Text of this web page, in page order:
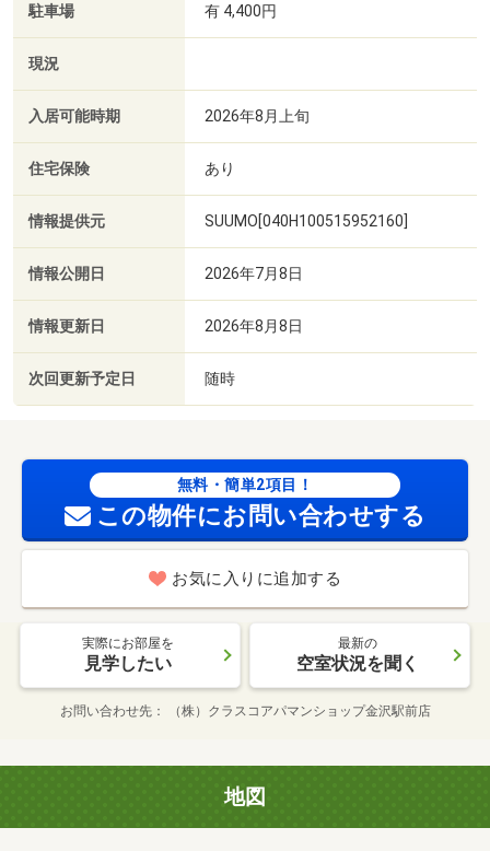
駐車場 有 4,400円
現況
入居可能時期 2026年8月上旬
住宅保険 あり
情報提供元 SUUMO[040H100515952160]
情報公開日 2026年7月8日
情報更新日 2026年8月8日
次回更新予定日 随時
無料・簡単2項目！
この物件にお問い合わせする
お気に入りに追加する
実際にお部屋を
見学したい
最新の
空室状況を聞く
お問い合わせ先 （株）クラスコアパマンショップ金沢駅前店
地図